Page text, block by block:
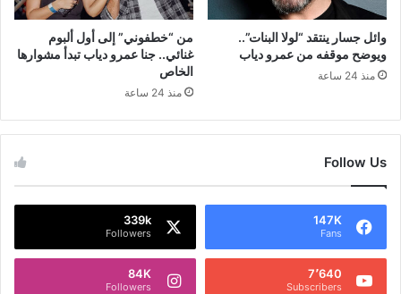
وائل جسار ينتقد “لولا البنات”..
ويوضح موقفه من عمرو دياب
منذ 24 ساعة
من “خطفوني” إلى أول ألبوم
غنائي.. جنا عمرو دياب تبدأ مشوارها
الخاص
منذ 24 ساعة
Follow Us
147K
Fans
339k
Followers
7٬640
Subscribers
84K
Followers